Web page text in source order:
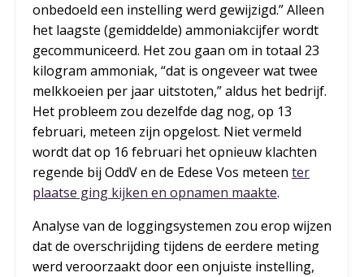
onbedoeld een instelling werd gewijzigd.” Alleen
het laagste (gemiddelde) ammoniakcijfer wordt
gecommuniceerd. Het zou gaan om in totaal 23
kilogram ammoniak, “dat is ongeveer wat twee
melkkoeien per jaar uitstoten,” aldus het bedrijf.
Het probleem zou dezelfde dag nog, op 13
februari, meteen zijn opgelost. Niet vermeld
wordt dat op 16 februari het opnieuw klachten
regende bij OddV en de Edese Vos meteen ter
plaatse ging kijken en opnamen maakte.
Analyse van de loggingsystemen zou erop wijzen
dat de overschrijding tijdens de eerdere meting
werd veroorzaakt door een onjuiste instelling,